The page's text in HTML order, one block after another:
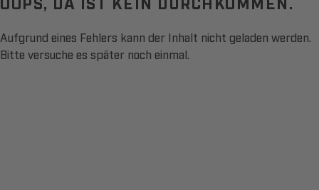
Aufgrund eines Fehlers kann der Inhalt nicht geladen werden.
Bitte versuche es später noch einmal.